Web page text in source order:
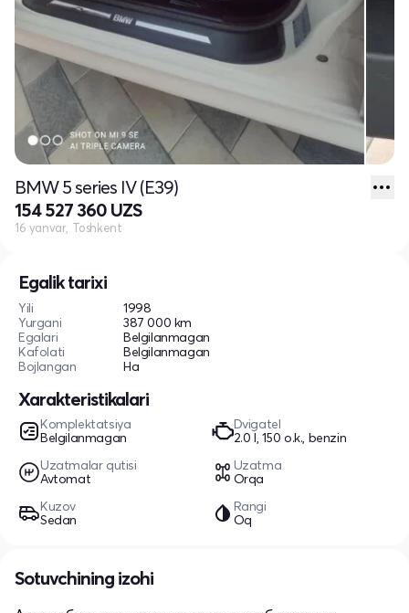
Egalik tarixi
Yili
1998
Yurgani
387 000 km
Egalari
Belgilanmagan
Kafolati
Belgilanmagan
Bojlangan
Ha
Xarakteristikalari
Komplektatsiya
Belgilanmagan
Dvigatel
2.0 l, 150 o.k., benzin
Uzatmalar qutisi
Avtomat
Uzatma
Orqa
Kuzov
Sedan
Rangi
Oq
BMW 5 series IV (E39)
154 527 360 UZS
16 yanvar, Toshkent
Sotuvchining izohi